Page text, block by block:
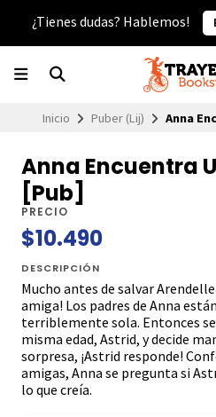
¿Tienes dudas? Hablemos!
Inicio Puber (Lij) Anna
Anna Encuentra
[Pub]
PRECIO
$10.490
DESCRIPCIÓN
Mucho antes de salvar
amiga! Los padres de Anna
terriblemente sola. Entonces
misma edad, Astrid, y decide
sorpresa, ¡Astrid responde!
amigas, Anna se pregunta si
lo que creía.